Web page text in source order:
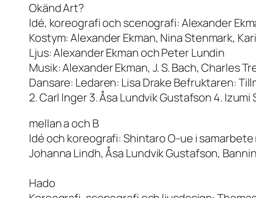
Okänd Art?
Idé, koreografi och scenografi: Alexander
Kostym: Alexander Ekman, Nina Stenmark,
Ljus: Alexander Ekman och Peter Lundin
Musik: Alexander Ekman, J. S. Bach, Charles
Dansare: Ledaren: Lisa Drake Befruktaren:
2. Carl Inger 3. Åsa Lundvik Gustafson 4. Izumi
mellan a och B
Idé och koreografi: Shintaro O-ue i
Johanna Lindh, Åsa Lundvik Gustafson,
Hado